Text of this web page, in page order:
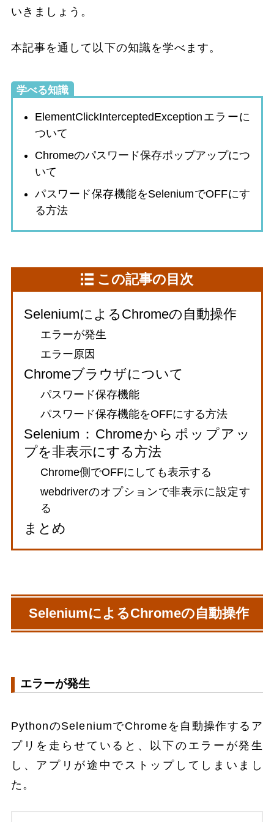
いきましょう。
本記事を通して以下の知識を学べます。
学べる知識
ElementClickInterceptedExceptionエラーに
ついて
Chromeのパスワード保存ポップアップにつ
いて
パスワード保存機能をSeleniumでOFFにす
る方法
この記事の目次
SeleniumによるChromeの自動操作
エラーが発生
エラー原因
Chromeブラウザについて
パスワード保存機能
パスワード保存機能をOFFにする方法
Selenium：Chromeからポップアッ
プを非表示にする方法
Chrome側でOFFにしても表示する
webdriverのオプションで非表示に設定す
る
まとめ
SeleniumによるChromeの自動操作
エラーが発生
PythonのSeleniumでChromeを自動操作するア
プリを走らせていると、以下のエラーが発生
し、アプリが途中でストップしてしまいまし
た。